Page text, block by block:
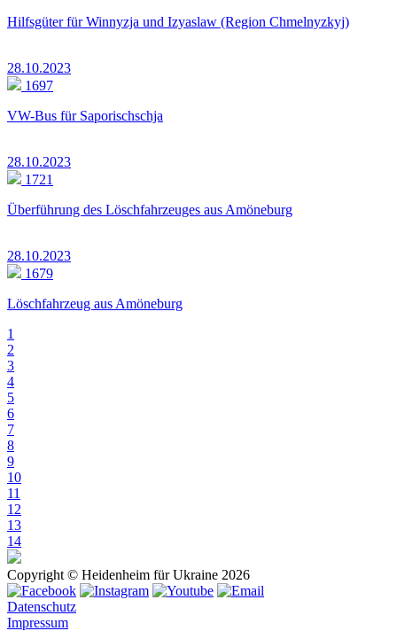
Hilfsgüter für Winnyzja und Izyaslaw (Region Chmelnyzkyj)
28.10.2023
1697
VW-Bus für Saporischschja
28.10.2023
1721
Überführung des Löschfahrzeuges aus Amöneburg
28.10.2023
1679
Löschfahrzeug aus Amöneburg
1
2
3
4
5
6
7
8
9
10
11
12
13
14
Copyright © Heidenheim für Ukraine 2026
Datenschutz
Impressum